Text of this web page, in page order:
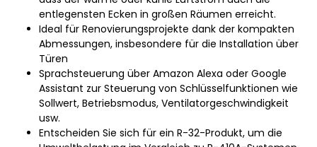
entlegensten Ecken in großen Räumen erreicht.
Ideal für Renovierungsprojekte dank der kompakten
Abmessungen, insbesondere für die Installation über
Türen
Sprachsteuerung über Amazon Alexa oder Google
Assistant zur Steuerung von Schlüsselfunktionen wie
Sollwert, Betriebsmodus, Ventilatorgeschwindigkeit
usw.
Entscheiden Sie sich für ein R-32-Produkt, um die